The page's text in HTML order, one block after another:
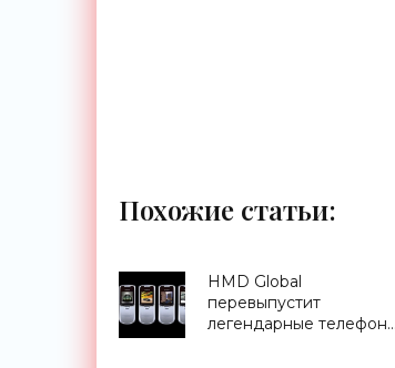
Похожие статьи:
HMD Global
перевыпустит
легендарные телефоны